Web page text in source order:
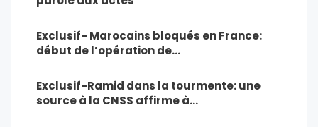
Exclusif- Marocains bloqués en France:
début de l’opération de…
Exclusif-Ramid dans la tourmente: une
source à la CNSS affirme à…